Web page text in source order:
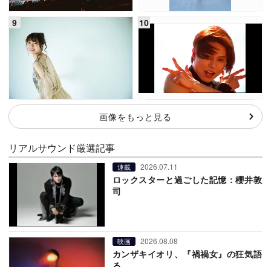
画像をもっと見る
リアルサウンド厳選記事
連載 2026.07.11
ロックスターと過ごした記憶：櫻井敦
司
映画 2026.08.08
カンザキイオリ、『禍禍女』の狂気語